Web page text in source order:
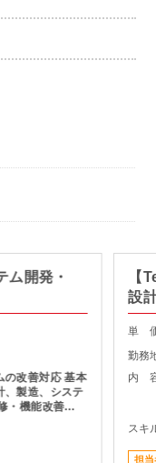
ム開発・
の改善対応 基本
、製造、システ
・機能改善
処理対応 参画
後はテレワー
【
設
単
勤務
内
スキ
担当